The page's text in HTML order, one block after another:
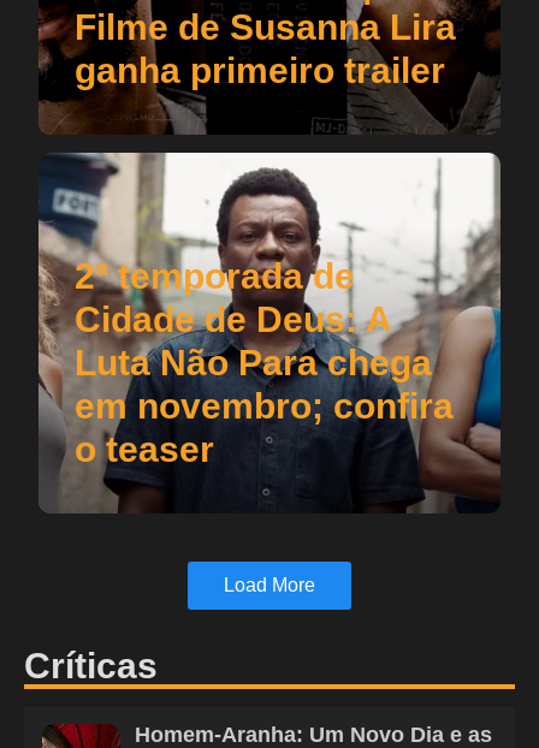
Filme de Susanna Lira
ganha primeiro trailer
2ª temporada de
Cidade de Deus: A
Luta Não Para chega
em novembro; confira
o teaser
Load More
Críticas
Homem-Aranha: Um Novo Dia e as